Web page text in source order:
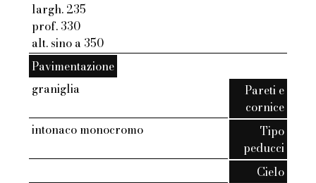
largh. 235
prof. 330
alt. sino a 350
Pavimentazione
graniglia
Pareti e
cornice
intonaco monocromo
Tipo
peducci
Cielo